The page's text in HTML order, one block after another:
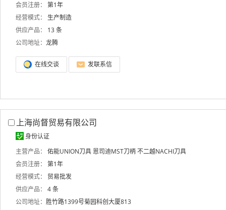
会员注册：
第1年
经营模式：
生产制造
供应产品：
13 条
公司地址： 龙腾
在线交谈 发联系信
上海尚督贸易有限公司
身份认证
主营产品：
佑能UNION刀具恩司迪MST刀柄不二越NACHI刀具
会员注册：
第1年
经营模式：
贸易批发
供应产品：
4 条
公司地址： 胜竹路1399号菊园科创大厦813